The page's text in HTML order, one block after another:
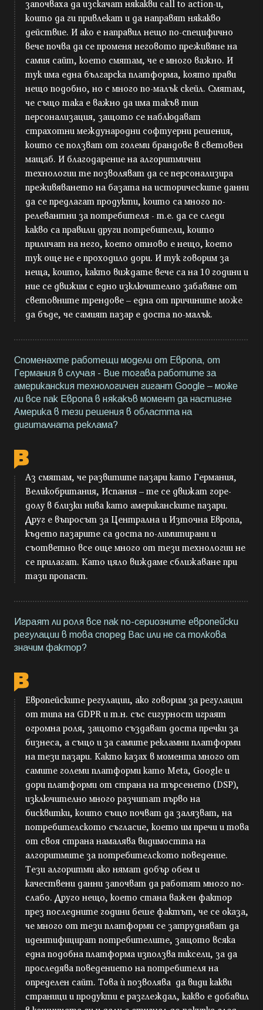
започваха да изскачат някакви call to action-и,
които да ги привлекат и да направят някакво
действие. И ако е направил нещо по-специфично
вече почва да се променя неговото преживяне на
самия сайт, което смятам, че е много важно. И
тук има една българска платформа, която прави
нещо подобно, но с много по-малък скейл. Смятам,
че също така е важно да има такъв тип
персонализация, защото се наблюдават
страхотни международни софтуерни решения,
които се ползват от големи брандове в световен
мащаб. И благодарение на алгоритмични
технологии те позволяват да се персонализира
преживяването на базата на историческите данни
да се предлагат продукти, които са много по-
релевантни за потребителя - т.е. да се следи
какво са правили други потребители, които
приличат на него, което отново е нещо, което
тук още не е проходило дори. И тук говорим за
неща, които, както виждате вече са на 10 години и
ние се движим с едно изключително забавяне от
световните трендове – една от причините може
да бъде, че самият пазар е доста по-малък.
Споменахте работещи модели от Европа, от
Германия в случая - Вие тогава работите за
американския технологичен гигант Google – може
ли все пак Европа в някакъв момент да настигне
Америка в тези решения в областта на
дигиталната реклама?
Аз смятам, че развитите пазари като Германия,
Великобритания, Испания – те се движат горе-
долу в близки нива като американските пазари.
Друг е въпросът за Централна и Източна Европа,
където пазарите са доста по-лимитирани и
съответно все още много от тези технологии не
се прилагат. Като цяло виждаме сближаване при
тази пропаст.
Играят ли роля все пак по-сериозните европейски
регулации в това според Вас или не са толкова
значим фактор?
Европейските регулации, ако говорим за регулации
от типа на GDPR и т.н. със сигурност играят
огромна роля, защото създават доста пречки за
бизнеса, а също и за самите рекламни платформи
на тези пазари. Както казах в момента много от
самите големи платформи като Meta, Google и
дори платформи от страна на търсенето (DSP),
изключително много разчитат първо на
бисквитки, които също почват да залязват, на
потребителското съгласие, което им пречи и това
от своя страна намалява видимостта на
алгоритмите за потребителското поведение.
Тези алгоритми ако нямат добър обем и
качествени данни започват да работят много по-
слабо. Друго нещо, което стана важен фактор
през последните години беше фактът, че се оказа,
че много от тези платформи се затрудняват да
идентифицират потребителите, защото всяка
една подобна платформа използва пиксели, за да
проследява поведението на потребителя на
определен сайт. Това ѝ позволява да види какви
страници и продукти е разглеждал, какво е добавил